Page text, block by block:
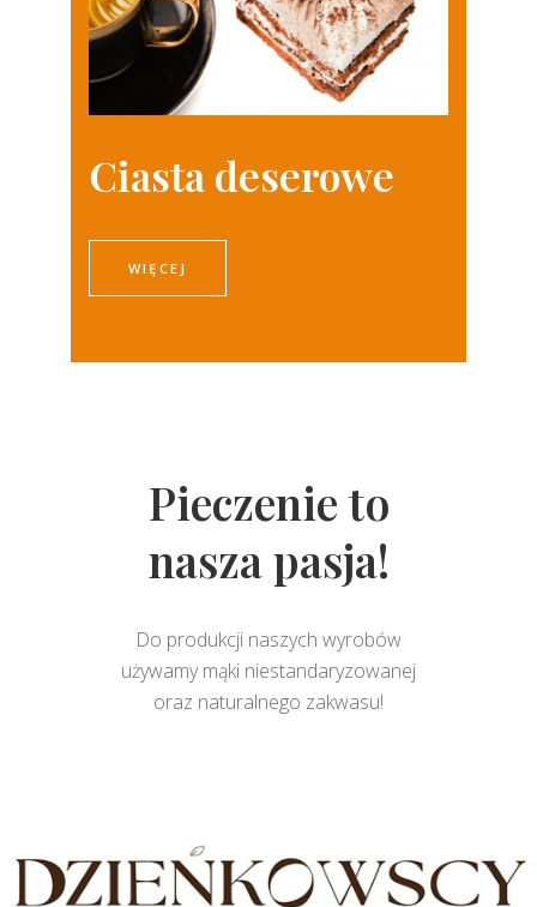
Ciasta deserowe
WIĘCEJ
Pieczenie to
nasza pasja!
Do produkcji naszych wyrobów
używamy mąki niestandaryzowanej
oraz naturalnego zakwasu!